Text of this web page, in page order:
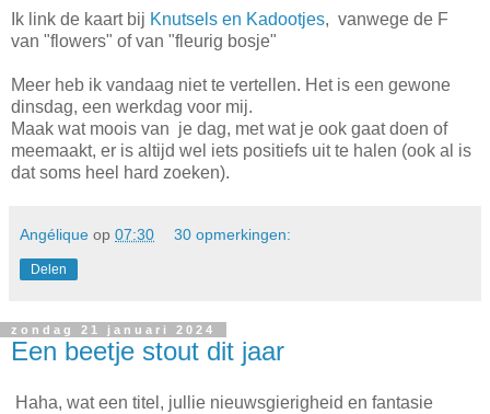
Ik link de kaart bij Knutsels en Kadootjes, vanwege de F
van "flowers" of van "fleurig bosje"
Meer heb ik vandaag niet te vertellen. Het is een gewone
dinsdag, een werkdag voor mij.
Maak wat moois van je dag, met wat je ook gaat doen of
meemaakt, er is altijd wel iets positiefs uit te halen (ook al is
dat soms heel hard zoeken).
Angélique op 07:30 30 opmerkingen:
Delen
zondag 21 januari 2024
Een beetje stout dit jaar
Haha, wat een titel, jullie nieuwsgierigheid en fantasie